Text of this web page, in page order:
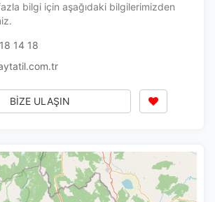
Tercihleri Kaydet
bilgi için aşağıdaki bilgilerimizden
14 18
BİZE ULAŞIN